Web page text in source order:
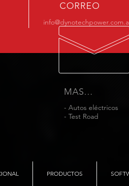
CORREO
MAS...
- Autos eléctricos
- Test Road
PRODUCTOS